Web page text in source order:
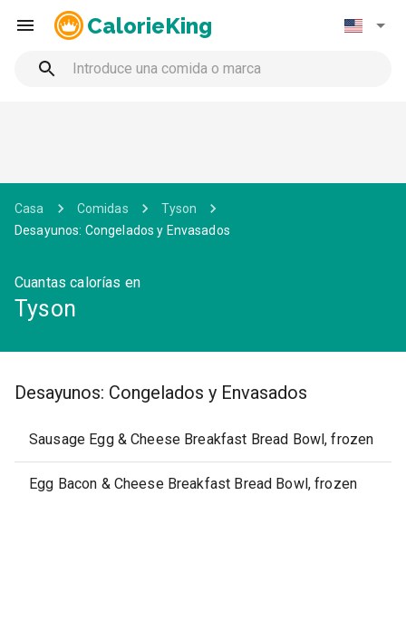
CalorieKing
Casa Comidas
Tyson
Desayunos: Congelados y Envasados
Cuantas calorías en
Tyson
Desayunos: Congelados y Envasados
Sausage Egg & Cheese Breakfast Bread Bowl, frozen
Egg Bacon & Cheese Breakfast Bread Bowl, frozen